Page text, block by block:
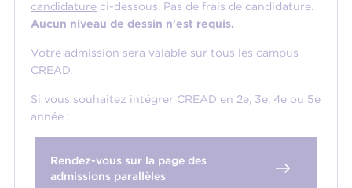
candidatureci-dessous. Pas de frais de candidature.
Aucun niveau de dessin n'est requis.
Votre admission sera valable sur tous les campus
CREAD.
Si vous souhaitez intégrer CREAD en 2e, 3e, 4e ou 5e
année :
Rendez-vous sur la page des
admissions parallèles